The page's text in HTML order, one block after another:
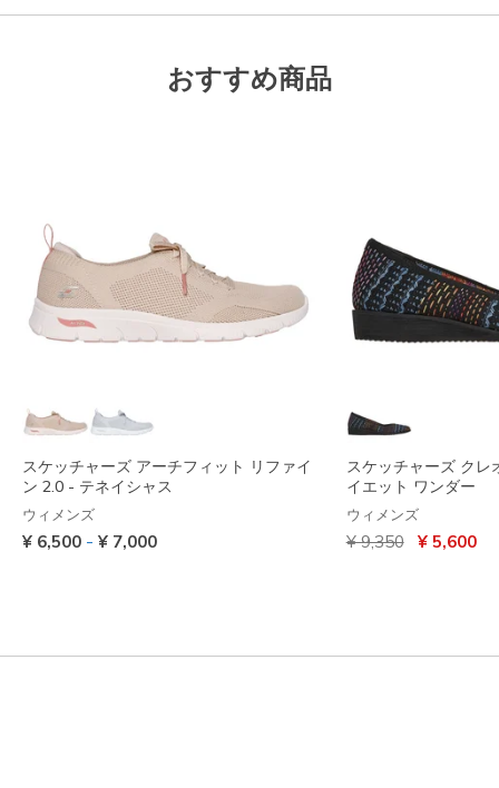
おすすめ商品
スケッチャーズ アーチフィット リファイ
ン 2.0 - テネイシャス
ウィメンズ
¥ 6,500 - ¥ 7,000
スケッチャーズ クレ
イエット ワンダー
ウィメンズ
からの値引き
¥ 9,350から
¥ 5,600